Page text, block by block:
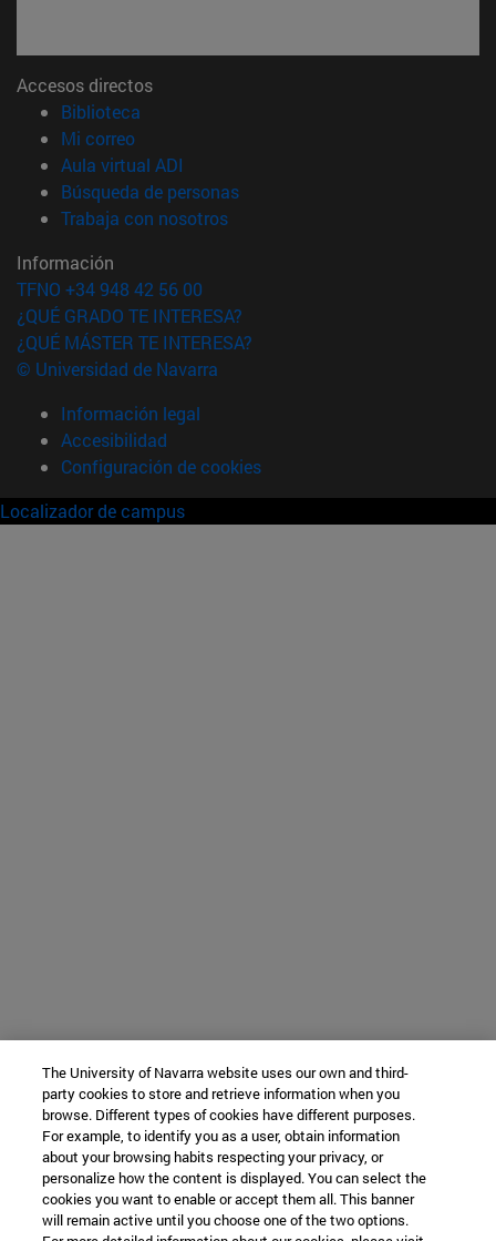
Accesos directos
Biblioteca
Mi correo(abre en nueva ventana)
Aula virtual ADI
Búsqueda de personas(abre en nueva ventana)
Trabaja con nosotros(abre en nueva ventana)
Información
TFNO +34 948 42 56 00
¿QUÉ GRADO TE INTERESA?
¿QUÉ MÁSTER TE INTERESA?
© Universidad de Navarra
Información legal
Accesibilidad
Configuración de cookies
Localizador de campus
The University of Navarra website uses our own and third-
party cookies to store and retrieve information when you
browse. Different types of cookies have different purposes.
For example, to identify you as a user, obtain information
about your browsing habits respecting your privacy, or
personalize how the content is displayed. You can select the
cookies you want to enable or accept them all. This banner
will remain active until you choose one of the two options.